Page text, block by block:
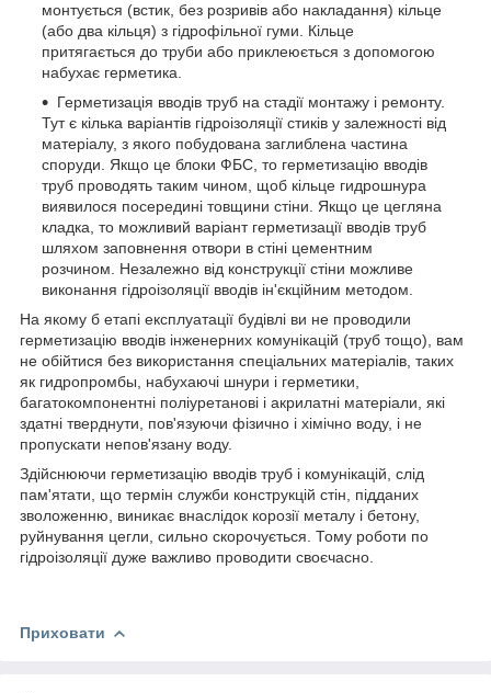
монтується (встик, без розривів або накладання) кільце
(або два кільця) з гідрофільної гуми. Кільце
притягається до труби або приклеюється з допомогою
набухає герметика.
Герметизація вводів труб на стадії монтажу і ремонту.
Тут є кілька варіантів гідроізоляції стиків у залежності від
матеріалу, з якого побудована заглиблена частина
споруди. Якщо це блоки ФБС, то герметизацію вводів
труб проводять таким чином, щоб кільце гидрошнура
виявилося посередині товщини стіни. Якщо це цегляна
кладка, то можливий варіант герметизації вводів труб
шляхом заповнення отвори в стіні цементним
розчином. Незалежно від конструкції стіни можливе
виконання гідроізоляції вводів ін'єкційним методом.
На якому б етапі експлуатації будівлі ви не проводили
герметизацію вводів інженерних комунікацій (труб тощо), вам
не обійтися без використання спеціальних матеріалів, таких
як гидропромбы, набухаючі шнури і герметики,
багатокомпонентні поліуретанові і акрилатні матеріали, які
здатні тверднути, пов'язуючи фізично і хімічно воду, і не
пропускати непов'язану воду.
Здійснюючи герметизацію вводів труб і комунікацій, слід
пам'ятати, що термін служби конструкцій стін, підданих
зволоженню, виникає внаслідок корозії металу і бетону,
руйнування цегли, сильно скорочується. Тому роботи по
гідроізоляції дуже важливо проводити своєчасно.
Приховати